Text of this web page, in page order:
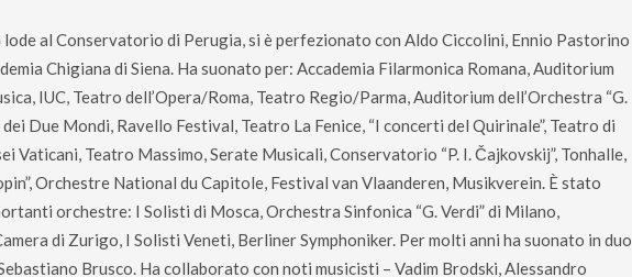
al Conservatorio di Perugia, si è perfezionato con Aldo Ciccolini, Ennio Pastorino
Chigiana di Siena. Ha suonato per: Accademia Filarmonica Romana, Auditorium
IUC, Teatro dell’Opera/Roma, Teatro Regio/Parma, Auditorium dell’Orchestra “G.
dei Due Mondi, Ravello Festival, Teatro La Fenice, “I concerti del Quirinale”, Teatro di
Vaticani, Teatro Massimo, Serate Musicali, Conservatorio “P. I. Čajkovskij”, Tonhalle,
Orchestre National du Capitole, Festival van Vlaanderen, Musikverein. È stato
orchestre: I Solisti di Mosca, Orchestra Sinfonica “G. Verdi” di Milano,
di Zurigo, I Solisti Veneti, Berliner Symphoniker. Per molti anni ha suonato in duo
Brusco. Ha collaborato con noti musicisti – Vadim Brodski, Alessandro